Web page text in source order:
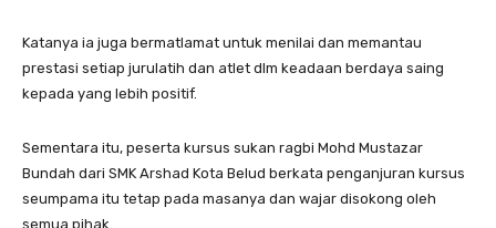
Katanya ia juga bermatlamat untuk menilai dan memantau
prestasi setiap jurulatih dan atlet dlm keadaan berdaya saing
kepada yang lebih positif.
Sementara itu, peserta kursus sukan ragbi Mohd Mustazar
Bundah dari SMK Arshad Kota Belud berkata penganjuran kursus
seumpama itu tetap pada masanya dan wajar disokong oleh
semua pihak.